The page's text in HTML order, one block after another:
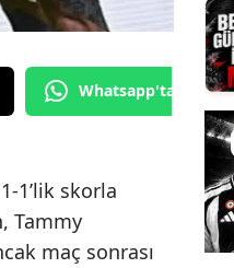
Whatsapp'tan
1’lik skorla
Tammy
maç sonrası